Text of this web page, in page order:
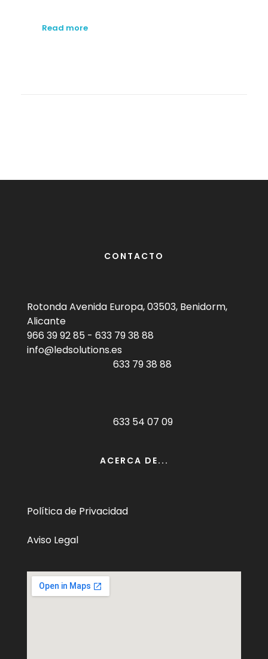
Read more
CONTACTO
Rotonda Avenida Europa, 03503, Benidorm,
Alicante
966 39 92 85 - 633 79 38 88
info@ledsolutions.es
633 79 38 88
633 54 07 09
ACERCA DE...
Política de Privacidad
Aviso Legal